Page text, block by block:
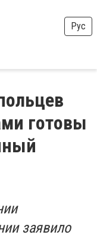
Рус
готовы
заявило